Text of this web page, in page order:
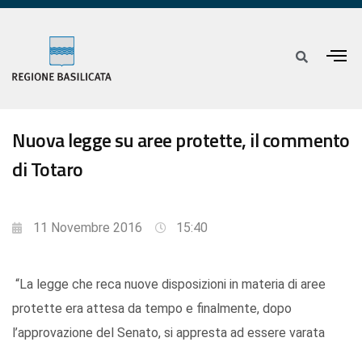
Nuova legge su aree protette, il commento
di Totaro
11 Novembre 2016 15:40
“La legge che reca nuove disposizioni in materia di aree
protette era attesa da tempo e finalmente, dopo
l’approvazione del Senato, si appresta ad essere varata